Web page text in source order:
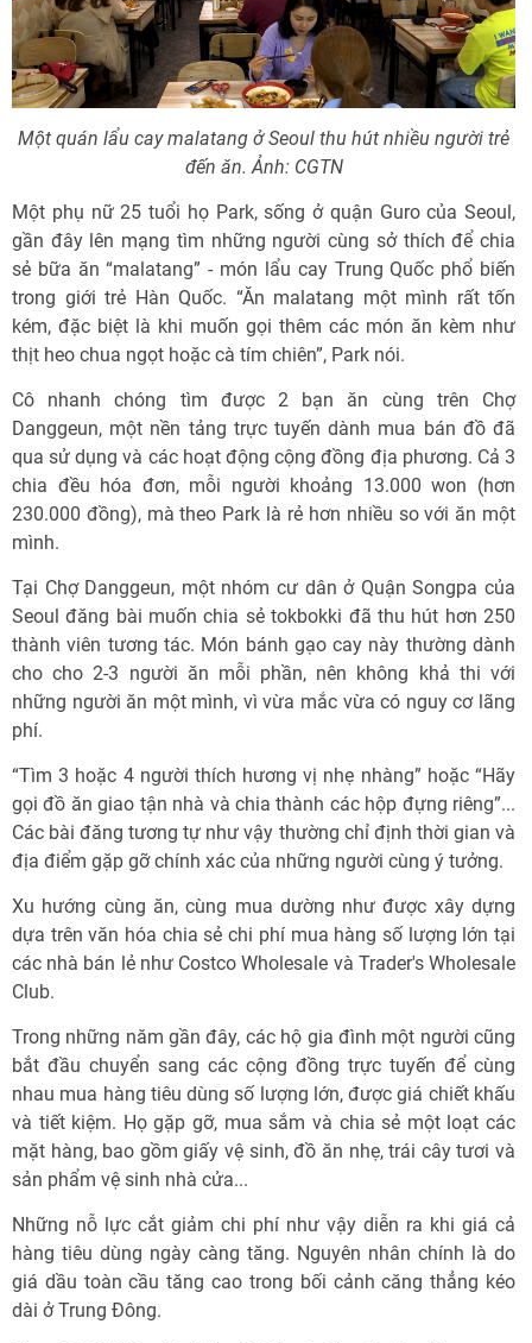
Một quán lẩu cay malatang ở Seoul thu hút nhiều người trẻ
đến ăn. Ảnh: CGTN
Một phụ nữ 25 tuổi họ Park, sống ở quận Guro của Seoul,
gần đây lên mạng tìm những người cùng sở thích để chia
sẻ bữa ăn “malatang” - món lẩu cay Trung Quốc phổ biến
trong giới trẻ Hàn Quốc. “Ăn malatang một mình rất tốn
kém, đặc biệt là khi muốn gọi thêm các món ăn kèm như
thịt heo chua ngọt hoặc cà tím chiên”, Park nói.
Cô nhanh chóng tìm được 2 bạn ăn cùng trên Chợ
Danggeun, một nền tảng trực tuyến dành mua bán đồ đã
qua sử dụng và các hoạt động cộng đồng địa phương. Cả 3
chia đều hóa đơn, mỗi người khoảng 13.000 won (hơn
230.000 đồng), mà theo Park là rẻ hơn nhiều so với ăn một
mình.
Tại Chợ Danggeun, một nhóm cư dân ở Quận Songpa của
Seoul đăng bài muốn chia sẻ tokbokki đã thu hút hơn 250
thành viên tương tác. Món bánh gạo cay này thường dành
cho cho 2-3 người ăn mỗi phần, nên không khả thi với
những người ăn một mình, vì vừa mắc vừa có nguy cơ lãng
phí.
“Tìm 3 hoặc 4 người thích hương vị nhẹ nhàng” hoặc “Hãy
gọi đồ ăn giao tận nhà và chia thành các hộp đựng riêng”...
Các bài đăng tương tự như vậy thường chỉ định thời gian và
địa điểm gặp gỡ chính xác của những người cùng ý tưởng.
Xu hướng cùng ăn, cùng mua dường như được xây dựng
dựa trên văn hóa chia sẻ chi phí mua hàng số lượng lớn tại
các nhà bán lẻ như Costco Wholesale và Trader's Wholesale
Club.
Trong những năm gần đây, các hộ gia đình một người cũng
bắt đầu chuyển sang các cộng đồng trực tuyến để cùng
nhau mua hàng tiêu dùng số lượng lớn, được giá chiết khấu
và tiết kiệm. Họ gặp gỡ, mua sắm và chia sẻ một loạt các
mặt hàng, bao gồm giấy vệ sinh, đồ ăn nhẹ, trái cây tươi và
sản phẩm vệ sinh nhà cửa...
Những nỗ lực cắt giảm chi phí như vậy diễn ra khi giá cả
hàng tiêu dùng ngày càng tăng. Nguyên nhân chính là do
giá dầu toàn cầu tăng cao trong bối cảnh căng thẳng kéo
dài ở Trung Đông.